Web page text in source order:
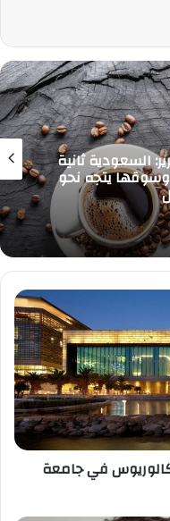
السعودية ثانية
يتجه نحو
في جامعة